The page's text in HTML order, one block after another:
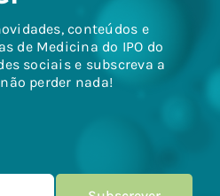
conteúdos e
de Medicina do IPO do
sociais e subscreva a
perder nada!